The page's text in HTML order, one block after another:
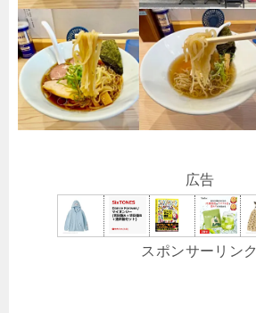
広告
スポンサーリンク